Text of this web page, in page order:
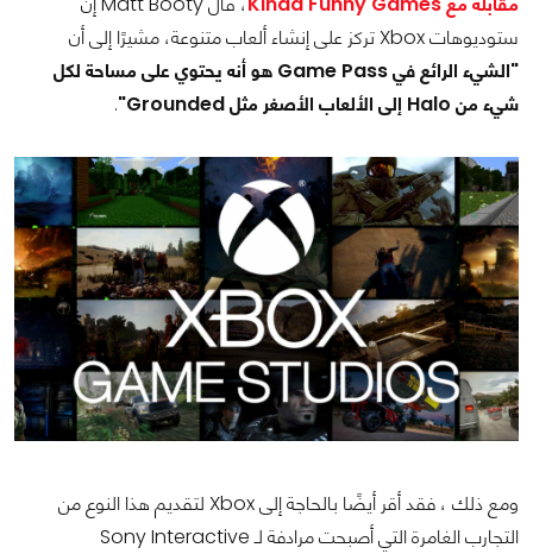
ستوديوهات Xbox تركز على إنشاء ألعاب متنوعة، مشيرًا إلى أن
"الشيء الرائع في Game Pass هو أنه يحتوي على مساحة لكل
شيء من Halo إلى الألعاب الأصغر مثل Grounded"
.
ومع ذلك ، فقد أقر أيضًا بالحاجة إلى Xbox لتقديم هذا النوع من
التجارب الغامرة التي أصبحت مرادفة لـ Sony Interactive